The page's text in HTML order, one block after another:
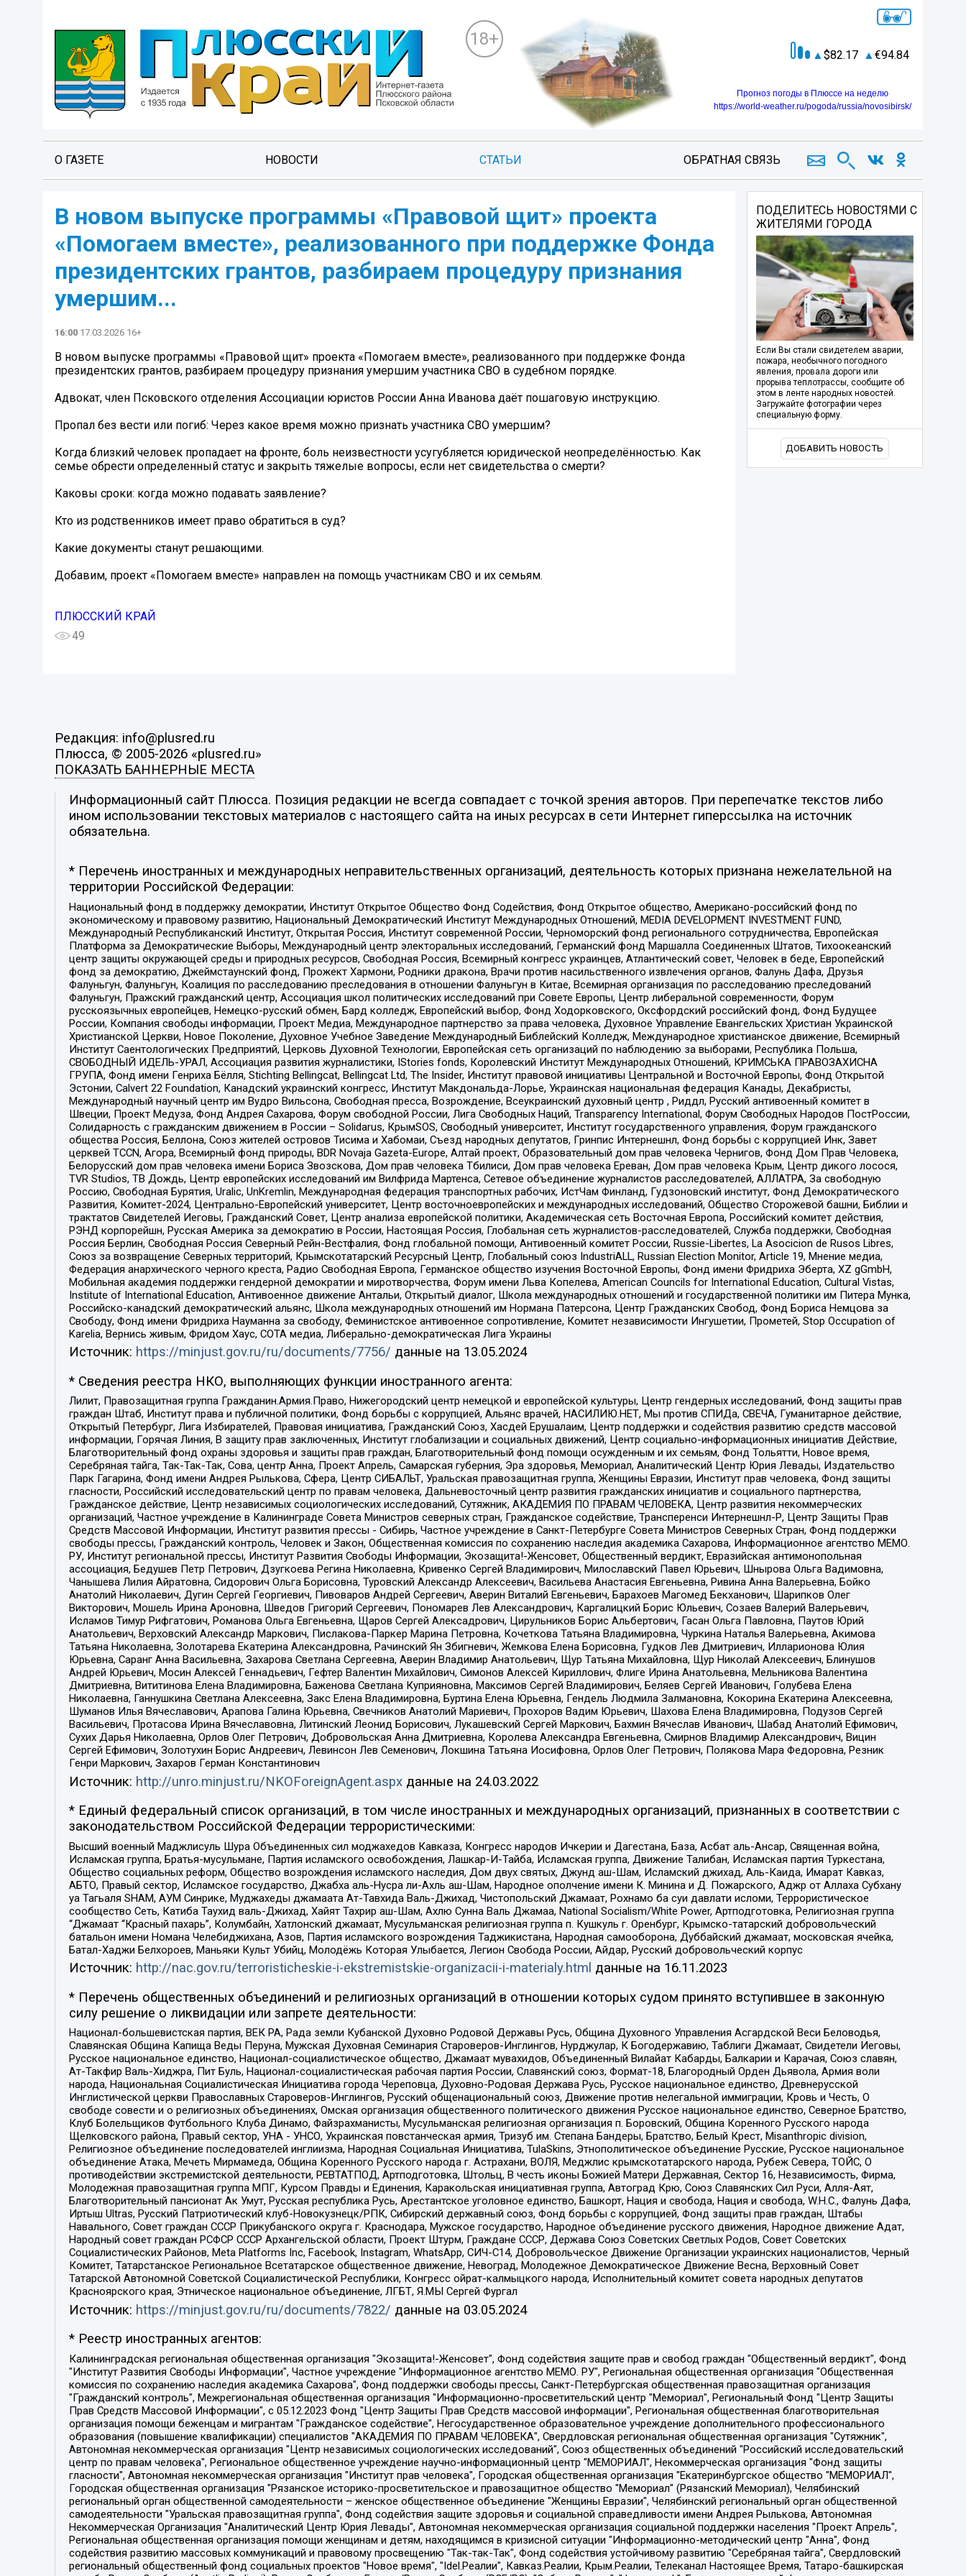
18+
82.17 94.84
Прогноз погоды в Плюссе на неделю
https://world-weather.ru/pogoda/russia/novosibirsk/
О ГАЗЕТЕ НОВОСТИ СТАТЬИ ОБРАТНАЯ СВЯЗЬ
В новом выпуске программы «Правовой щит» проекта
«Помогаем вместе», реализованного при поддержке Фонда
президентских грантов, разбираем процедуру признания
умершим...
16:00 17.03.2026 16+
В новом выпуске программы «Правовой щит» проекта «Помогаем вместе», реализованного при поддержке Фонда
президентских грантов, разбираем процедуру признания умершим участника СВО в судебном порядке.
Адвокат, член Псковского отделения Ассоциации юристов России Анна Иванова даёт пошаговую инструкцию.
Пропал без вести или погиб: Через какое время можно признать участника СВО умершим?
Когда близкий человек пропадает на фронте, боль неизвестности усугубляется юридической неопределённостью. Как
семье обрести определенный статус и закрыть тяжелые вопросы, если нет свидетельства о смерти?
Каковы сроки: когда можно подавать заявление?
Кто из родственников имеет право обратиться в суд?
Какие документы станут решающими.
Добавим, проект «Помогаем вместе» направлен на помощь участникам СВО и их семьям.
ПЛЮССКИЙ КРАЙ
49
ПОДЕЛИТЕСЬ НОВОСТЯМИ С
ЖИТЕЛЯМИ ГОРОДА
Если Вы стали свидетелем аварии,
пожара, необычного погодного
явления, провала дороги или
прорыва теплотрассы, сообщите об
этом в ленте народных новостей.
Загружайте фотографии через
специальную форму.
ДОБАВИТЬ НОВОСТЬ
Редакция: info@plusred.ru
Плюсса, © 2005-2026 «plusred.ru»
ПОКАЗАТЬ БАННЕРНЫЕ МЕСТА
Информационный сайт Плюсса. Позиция редакции не всегда совпадает с точкой зрения авторов. При перепечатке текстов либо
ином использовании текстовых материалов с настоящего сайта на иных ресурсах в сети Интернет гиперссылка на источник
обязательна.
* Перечень иностранных и международных неправительственных организаций, деятельность которых признана нежелательной на
территории Российской Федерации:
Национальный фонд в поддержку демократии, Институт Открытое Общество Фонд Содействия, Фонд Открытое общество, Американо-российский фонд по
экономическому и правовому развитию, Национальный Демократический Институт Международных Отношений, MEDIA DEVELOPMENT INVESTMENT FUND,
Международный Республиканский Институт, Открытая Россия, Институт современной России, Черноморский фонд регионального сотрудничества, Европейская
Платформа за Демократические Выборы, Международный центр электоральных исследований, Германский фонд Маршалла Соединенных Штатов, Тихоокеанский
центр защиты окружающей среды и природных ресурсов, Свободная Россия, Всемирный конгресс украинцев, Атлантический совет, Человек в беде, Европейский
фонд за демократию, Джеймстаунский фонд, Прожект Хармони, Родники дракона, Врачи против насильственного извлечения органов, Фалунь Дафа, Друзья
Фалуньгун, Фалуньгун, Коалиция по расследованию преследования в отношении Фалуньгун в Китае, Всемирная организация по расследованию преследований
Фалуньгун, Пражский гражданский центр, Ассоциация школ политических исследований при Совете Европы, Центр либеральной современности, Форум
русскоязычных европейцев, Немецко-русский обмен, Бард колледж, Европейский выбор, Фонд Ходорковского, Оксфордский российский фонд, Фонд Будущее
России, Компания свободы информации, Проект Медиа, Международное партнерство за права человека, Духовное Управление Евангельских Христиан Украинской
Христианской Церкви, Новое Поколение, Духовное Учебное Заведение Международный Библейский Колледж, Международное христианское движение, Всемирный
Институт Саентологических Предприятий, Церковь Духовной Технологии, Европейская сеть организаций по наблюдению за выборами, Республика Польша,
СВОБОДНЫЙ ИДЕЛЬ-УРАЛ, Ассоциация развития журналистики, IStories fonds, Королевский Институт Международных Отношений, КРИМСЬКА ПРАВОЗАХИСНА
ГРУПА, Фонд имени Генриха Бёлля, Stichting Bellingcat, Bellingcat Ltd, The Insider, Институт правовой инициативы Центральной и Восточной Европы, Фонд Открытой
Эстонии, Calvert 22 Foundation, Канадский украинский конгресс, Институт Макдональда-Лорье, Украинская национальная федерация Канады, Декабристы,
Международный научный центр им Вудро Вильсона, Свободная пресса, Возрождение, Всеукраинский духовный центр , Риддл, Русский антивоенный комитет в
Швеции, Проект Медуза, Фонд Андрея Сахарова, Форум свободной России, Лига Свободных Наций, Transparеncy International, Форум Свободных Народов ПостРоссии,
Солидарность с гражданским движением в России – Solidarus, КрымSOS, Свободный университет, Институт государственного управления, Форум гражданского
общества Россия, Беллона, Союз жителей островов Тисима и Хабомаи, Съезд народных депутатов, Гринпис Интернешнл, Фонд борьбы с коррупцией Инк, Завет
церквей TCCN, Агора, Всемирный фонд природы, BDR Novaja Gazeta-Europe, Алтай проект, Образовательный дом прав человека Чернигов, Фонд Дом Прав Человека,
Белорусский дом прав человека имени Бориса Звозскова, Дом прав человека Тбилиси, Дом прав человека Ереван, Дом прав человека Крым, Центр дикого лосося,
TVR Studios, ТВ Дождь, Центр европейских исследований им Вилфрида Мартенса, Сетевое объединение журналистов расследователей, АЛЛАТРА, За свободную
Россию, Свободная Бурятия, Uralic, UnKremlin, Международная федерация транспортных рабочих, ИстЧам Финланд, Гудзоновский институт, Фонд Демократического
Развития, Комитет-2024, Центрально-Европейский университет, Центр восточноевропейских и международных исследований, Общество Сторожевой башни, Библии и
трактатов Свидетелей Иеговы, Гражданский Совет, Центр анализа европейской политики, Академическая сеть Восточная Европа, Российский комитет действия,
РЭНД корпорейшн, Русская Америка за демократию в России, Настоящая Россия, Глобальная сеть журналистов-расследователей, Служба поддержки, Свободная
Россия Берлин, Свободная Россия Северный Рейн-Вестфалия, Фонд глобальной помощи, Антивоенный комитет России, Russie-Libertes, La Asocicion de Rusos Libres,
Союз за возвращение Северных территорий, Крымскотатарский Ресурсный Центр, Глобальный союз IndustriALL, Russian Election Monitor, Article 19, Мнение медиа,
Федерация анархического черного креста, Радио Свободная Европа, Германское общество изучения Восточной Европы, Фонд имени Фридриха Эберта, XZ gGmbH,
Мобильная академия поддержки гендерной демократии и миротворчества, Форум имени Льва Копелева, American Councils for International Education, Cultural Vistas,
Institute of International Education, Антивоенное движение Антальи, Открытый диалог, Школа международных отношений и государственной политики им Питера Мунка,
Российско-канадский демократический альянс, Школа международных отношений им Нормана Патерсона, Центр Гражданских Свобод, Фонд Бориса Немцова за
Свободу, Фонд имени Фридриха Науманна за свободу, Феминистское антивоенное сопротивление, Комитет независимости Ингушетии, Прометей, Stop Occupation of
Karelia, Вернись живым, Фридом Хаус, СОТА медиа, Либерально-демократическая Лига Украины
Источник: https://minjust.gov.ru/ru/documents/7756/ данные на 13.05.2024
* Сведения реестра НКО, выполняющих функции иностранного агента:
Лилит, Правозащитная группа Гражданин.Армия.Право, Нижегородский центр немецкой и европейской культуры, Центр гендерных исследований, Фонд защиты прав
граждан Штаб, Институт права и публичной политики, Фонд борьбы с коррупцией, Альянс врачей, НАСИЛИЮ.НЕТ, Мы против СПИДа, СВЕЧА, Гуманитарное действие,
Открытый Петербург, Лига Избирателей, Правовая инициатива, Гражданский Союз, Хасдей Ерушалаим, Центр поддержки и содействия развитию средств массовой
информации, Горячая Линия, В защиту прав заключенных, Институт глобализации и социальных движений, Центр социально-информационных инициатив Действие,
Благотворительный фонд охраны здоровья и защиты прав граждан, Благотворительный фонд помощи осужденным и их семьям, Фонд Тольятти, Новое время,
Серебряная тайга, Так-Так-Так, Сова, центр Анна, Проект Апрель, Самарская губерния, Эра здоровья, Мемориал, Аналитический Центр Юрия Левады, Издательство
Парк Гагарина, Фонд имени Андрея Рылькова, Сфера, Центр СИБАЛЬТ, Уральская правозащитная группа, Женщины Евразии, Институт прав человека, Фонд защиты
гласности, Российский исследовательский центр по правам человека, Дальневосточный центр развития гражданских инициатив и социального партнерства,
Гражданское действие, Центр независимых социологических исследований, Сутяжник, АКАДЕМИЯ ПО ПРАВАМ ЧЕЛОВЕКА, Центр развития некоммерческих
организаций, Частное учреждение в Калининграде Совета Министров северных стран, Гражданское содействие, Трансперенси Интернешнл-Р, Центр Защиты Прав
Средств Массовой Информации, Институт развития прессы - Сибирь, Частное учреждение в Санкт-Петербурге Совета Министров Северных Стран, Фонд поддержки
свободы прессы, Гражданский контроль, Человек и Закон, Общественная комиссия по сохранению наследия академика Сахарова, Информационное агентство МЕМО.
РУ, Институт региональной прессы, Институт Развития Свободы Информации, Экозащита!-Женсовет, Общественный вердикт, Евразийская антимонопольная
ассоциация, Бедушев Петр Петрович, Дзугкоева Регина Николаевна, Кривенко Сергей Владимирович, Милославский Павел Юрьевич, Шнырова Ольга Вадимовна,
Чанышева Лилия Айратовна, Сидорович Ольга Борисовна, Туровский Александр Алексеевич, Васильева Анастасия Евгеньевна, Ривина Анна Валерьевна, Бойко
Анатолий Николаевич, Дугин Сергей Георгиевич, Пивоваров Андрей Сергеевич, Аверин Виталий Евгеньевич, Барахоев Магомед Бекханович, Шарипков Олег
Викторович, Мошель Ирина Ароновна, Шведов Григорий Сергеевич, Пономарев Лев Александрович, Каргалицкий Борис Юльевич, Созаев Валерий Валерьевич,
Исламов Тимур Рифгатович, Романова Ольга Евгеньевна, Щаров Сергей Алексадрович, Цирульников Борис Альбертович, Гасан Ольга Павловна, Паутов Юрий
Анатольевич, Верховский Александр Маркович, Пислакова-Паркер Марина Петровна, Кочеткова Татьяна Владимировна, Чуркина Наталья Валерьевна, Акимова
Татьяна Николаевна, Золотарева Екатерина Александровна, Рачинский Ян Збигневич, Жемкова Елена Борисовна, Гудков Лев Дмитриевич, Илларионова Юлия
Юрьевна, Саранг Анна Васильевна, Захарова Светлана Сергеевна, Аверин Владимир Анатольевич, Щур Татьяна Михайловна, Щур Николай Алексеевич, Блинушов
Андрей Юрьевич, Мосин Алексей Геннадьевич, Гефтер Валентин Михайлович, Симонов Алексей Кириллович, Флиге Ирина Анатольевна, Мельникова Валентина
Дмитриевна, Вититинова Елена Владимировна, Баженова Светлана Куприяновна, Максимов Сергей Владимирович, Беляев Сергей Иванович, Голубева Елена
Николаевна, Ганнушкина Светлана Алексеевна, Закс Елена Владимировна, Буртина Елена Юрьевна, Гендель Людмила Залмановна, Кокорина Екатерина Алексеевна,
Шуманов Илья Вячеславович, Арапова Галина Юрьевна, Свечников Анатолий Мариевич, Прохоров Вадим Юрьевич, Шахова Елена Владимировна, Подузов Сергей
Васильевич, Протасова Ирина Вячеславовна, Литинский Леонид Борисович, Лукашевский Сергей Маркович, Бахмин Вячеслав Иванович, Шабад Анатолий Ефимович,
Сухих Дарья Николаевна, Орлов Олег Петрович, Добровольская Анна Дмитриевна, Королева Александра Евгеньевна, Смирнов Владимир Александрович, Вицин
Сергей Ефимович, Золотухин Борис Андреевич, Левинсон Лев Семенович, Локшина Татьяна Иосифовна, Орлов Олег Петрович, Полякова Мара Федоровна, Резник
Генри Маркович, Захаров Герман Константинович
Источник: http://unro.minjust.ru/NKOForeignAgent.aspxданные на 24.03.2022
* Единый федеральный список организаций, в том числе иностранных и международных организаций, признанных в соответствии с
законодательством Российской Федерации террористическими:
Высший военный Маджлисуль Шура Объединенных сил моджахедов Кавказа, Конгресс народов Ичкерии и Дагестана, База, Асбат аль-Ансар, Священная война,
Исламская группа, Братья-мусульмане, Партия исламского освобождения, Лашкар-И-Тайба, Исламская группа, Движение Талибан, Исламская партия Туркестана,
Общество социальных реформ, Общество возрождения исламского наследия, Дом двух святых, Джунд аш-Шам, Исламский джихад, Аль-Каида, Имарат Кавказ,
АБТО, Правый сектор, Исламское государство, Джабха аль-Нусра ли-Ахль аш-Шам, Народное ополчение имени К. Минина и Д. Пожарского, Аджр от Аллаха Субхану
уа Тагьаля SHAM, АУМ Синрике, Муджахеды джамаата Ат-Тавхида Валь-Джихад, Чистопольский Джамаат, Рохнамо ба суи давлати исломи, Террористическое
сообщество Сеть, Катиба Таухид валь-Джихад, Хайят Тахрир аш-Шам, Ахлю Сунна Валь Джамаа, National Socialism/White Power, Артподготовка, Религиозная группа
“Джамаат “Красный пахарь”, Колумбайн, Хатлонский джамаат, Мусульманская религиозная группа п. Кушкуль г. Оренбург, Крымско-татарский добровольческий
батальон имени Номана Челебиджихана, Азов, Партия исламского возрождения Таджикистана, Народная самооборона, Дуббайский джамаат, московская ячейка,
Батал-Хаджи Белхороев, Маньяки Культ Убийц, Молодёжь Которая Улыбается, Легион Свобода России, Айдар, Русский добровольческий корпус
Источник: http://nac.gov.ru/terroristicheskie-i-ekstremistskie-organizacii-i-materialy.html данные на 16.11.2023
* Перечень общественных объединений и религиозных организаций в отношении которых судом принято вступившее в законную
силу решение о ликвидации или запрете деятельности:
Национал-большевистская партия, ВЕК РА, Рада земли Кубанской Духовно Родовой Державы Русь, Община Духовного Управления Асгардской Веси Беловодья,
Славянская Община Капища Веды Перуна, Мужская Духовная Семинария Староверов-Инглингов, Нурджулар, К Богодержавию, Таблиги Джамаат, Свидетели Иеговы,
Русское национальное единство, Национал-социалистическое общество, Джамаат мувахидов, Объединенный Вилайат Кабарды, Балкарии и Карачая, Союз славян,
Ат-Такфир Валь-Хиджра, Пит Буль, Национал-социалистическая рабочая партия России, Славянский союз, Формат-18, Благородный Орден Дьявола, Армия воли
народа, Национальная Социалистическая Инициатива города Череповца, Духовно-Родовая Держава Русь, Русское национальное единство, Древнерусской
Инглистической церкви Православных Староверов-Инглингов, Русский общенациональный союз, Движение против нелегальной иммиграции, Кровь и Честь, О
свободе совести и о религиозных объединениях, Омская организация общественного политического движения Русское национальное единство, Северное Братство,
Клуб Болельщиков Футбольного Клуба Динамо, Файзрахманисты, Мусульманская религиозная организация п. Боровский, Община Коренного Русского народа
Щелковского района, Правый сектор, УНА - УНСО, Украинская повстанческая армия, Тризуб им. Степана Бандеры, Братство, Белый Крест, Misanthropic division,
Религиозное объединение последователей инглиизма, Народная Социальная Инициатива, TulaSkins, Этнополитическое объединение Русские, Русское национальное
объединение Атака, Мечеть Мирмамеда, Община Коренного Русского народа г. Астрахани, ВОЛЯ, Меджлис крымскотатарского народа, Рубеж Севера, ТОЙС, О
противодействии экстремистской деятельности, РЕВТАТПОД, Артподготовка, Штольц, В честь иконы Божией Матери Державная, Сектор 16, Независимость, Фирма,
Молодежная правозащитная группа МПГ, Курсом Правды и Единения, Каракольская инициативная группа, Автоград Крю, Союз Славянских Сил Руси, Алля-Аят,
Благотворительный пансионат Ак Умут, Русская республика Русь, Арестантское уголовное единство, Башкорт, Нация и свобода, Нация и свобода, W.H.С., Фалунь Дафа,
Иртыш Ultras, Русский Патриотический клуб-Новокузнецк/РПК, Сибирский державный союз, Фонд борьбы с коррупцией, Фонд защиты прав граждан, Штабы
Навального, Совет граждан СССР Прикубанского округа г. Краснодара, Мужское государство, Народное объединение русского движения, Народное движение Адат,
Народный совет граждан РСФСР СССР Архангельской области, Проект Штурм, Граждане СССР, Держава Союз Советских Светлых Родов, Совет Советских
Социалистических Районов, Meta Platforms Inc, Facebook, Instagram, WhatsApp, СИЧ-С14, Добровольческое Движение Организации украинских националистов, Черный
Комитет, Татарстанское Региональное Всетатарское общественное движение, Невоград, Молодежное Демократическое Движение Весна, Верховный Совет
Татарской Автономной Советской Социалистической Республики, Конгресс ойрат-калмыцкого народа, Исполнительный комитет совета народных депутатов
Красноярского края, Этническое национальное объединение, ЛГБТ, Я.МЫ Сергей Фургал
Источник: https://minjust.gov.ru/ru/documents/7822/ данные на 03.05.2024
* Реестр иностранных агентов:
Калининградская региональная общественная организация "Экозащита!-Женсовет", Фонд содействия защите прав и свобод граждан "Общественный вердикт", Фонд "Институт Развития Свободы Информации", Частное учреждение "Информационное агентство МЕМО. РУ", Региональная общественная организация "Общественная комиссия по сохранению наследия академика Сахарова", Фонд поддержки свободы прессы, Санкт-Петербургская общественная правозащитная организация "Гражданский контроль", Межрегиональная общественная организация "Информационно-просветительский центр "Мемориал", Региональный Фонд "Центр Защиты Прав Средств Массовой Информации", с 05.12.2023 Фонд "Центр Защиты Прав Средств массовой информации", Региональная общественная благотворительная организация помощи беженцам и мигрантам "Гражданское содействие", Негосударственное образовательное учреждение дополнительного профессионального образования (повышение квалификации) специалистов "АКАДЕМИЯ ПО ПРАВАМ ЧЕЛОВЕКА", Свердловская региональная общественная организация "Сутяжник", Автономная некоммерческая организация "Центр независимых социологических исследований", Союз общественных объединений "Российский исследовательский центр по правам человека", Региональное общественное учреждение научно-информационный центр "МЕМОРИАЛ", Некоммерческая организация "Фонд защиты гласности", Автономная некоммерческая организация "Институт прав человека", Городская общественная организация "Екатеринбургское общество "МЕМОРИАЛ", Городская общественная организация "Рязанское историко-просветительское и правозащитное общество "Мемориал" (Рязанский Мемориал), Челябинский региональный орган общественной самодеятельности – женское общественное объединение "Женщины Евразии", Челябинский региональный орган общественной самодеятельности "Уральская правозащитная группа", Фонд содействия защите здоровья и социальной справедливости имени Андрея Рылькова, Автономная Некоммерческая Организация "Аналитический Центр Юрия Левады", Автономная некоммерческая организация социальной поддержки населения "Проект Апрель", Региональная общественная организация помощи женщинам и детям, находящимся в кризисной ситуации "Информационно-методический центр "Анна", Фонд содействия развитию массовых коммуникаций и правовому просвещению "Так-так-Так", Фонд содействия устойчивому развитию "Серебряная тайга", Свердловский региональный общественный фонд социальных проектов "Новое время", "Idel.Реалии", Кавказ.Реалии, Крым.Реалии, Телеканал Настоящее Время, Татаро-башкирская служба Радио Свобода (Azatliq Radiosi), Радио Свободная Европа/Радио Свобода (PCE/PC), "Сибирь.Реалии", "Фактограф", Благотворительный фонд помощи осужденным и их семьям, Автономная некоммерческая организация "Институт глобализации и социальных движений", Фонд "В защиту прав заключенных", Частное учреждение "Центр поддержки и содействия развитию средств массовой информации", Пензенский региональный общественный благотворительный фонд "Гражданский союз", "Север.Реалии", Некоммерческая организация Фонд "Правовая инициатива", Общество с ограниченной ответственностью "Радио Свободная Европа/Радио Свобода", Чешское информационное агентство "MEDIUM-ORIENT", Красноярская региональная общественная организация "Мы против СПИДа", Камалягин Денис Николаевич, Маркелов Сергей Евгеньевич, Пономарев Лев Александрович, Савицкая Людмила Алексеевна, Автономная некоммерческая организация "Центр по работе с проблемой насилия "НАСИЛИЮ.НЕТ", Межрегиональный профессиональный союз работников здравоохранения "Альянс врачей", Юридическое лицо, зарегистрированное в Латвийской Республике, SIA "Medusa Project" (регистрационный номер 40103797863, дата регистрации 10.06.2014), Некоммерческая организация "Фонд по борьбе с коррупцией", Автономная некоммерческая организация "Институт права и публичной политики", Баданин Роман Сергеевич, Гликин Максим Александрович, Железнова Мария Михайловна, Лукьянова Юлия Сергеевна, Маетная Елизавета Витальевна, Маняхин Петр Борисович, Чуракова Ольга Владимировна, Ярош Юлия Петровна, Юридическое лицо "The Insider SIA", зарегистрированное в Риге, Латвийская Республика (дата регистрации 26.06.2015), являющееся администратором доменного имени интернет-издания "The Insider SIA", https://theins.ru, Постернак Алексей Евгеньевич, Рубин Михаил Аркадьевич, Анин Роман Александрович, Юридическое лицо Istories fonds, зарегистрированное в Латвийской Республике (регистрационный номер 50008295751, дата регистрации 24.02.2020), Великовский Дмитрий Александрович, Долинина Ирина Николаевна, Мароховская Алеся Алексеевна, Шлейнов Роман Юрьевич, Шмагун Олеся Валентиновна, Общество с ограниченной ответственностью "Альтаир 2021", Общество с ограниченной ответственностью "Вега 2021", Общество с ограниченной ответственностью "Главный редактор 2021", Общество с ограниченной ответственностью "Ромашки монолит", Важенков Артем Валерьевич, Ивановская областная общественная организация "Центр гендерных исследований", Гурман Юрий Альбертович, Медиапроект "ОВД-Инфо", Егоров Владимир Владимирович, Жилинский Владимир Александрович, Общество с ограниченной ответственностью "ЗП", Иванова София Юрьевна, Карезина Инна Павловна, Кильтау Екатерина Викторовна, Петров Алексей Викторович, Пискунов Сергей Евгеньевич, Смирнов Сергей Сергеевич, Тихонов Михаил Сергеевич, Общество с ограниченной ответственностью "ЖУРНАЛИСТ-ИНОСТРАННЫЙ АГЕНТ", Арапова Галина Юрьевна, Вольтская Татьяна Анатольевна, Американская компания "Mason G.E.S. Anonymous Foundation" (США), являющаяся владельцем интернет-издания https://mnews.world/, Компания "Stichting Bellingcat", зарегистрированная в Нидерландах (дата регистрации 11.07.2018), Захаров Андрей Вячеславович, Клепиковская Екатерина Дмитриевна, Общество с ограниченной ответственностью "МЕМО", Перл Роман Александрович, Симонов Евгений Алексеевич, Соловьева Елена Анатольевна, Сотников Даниил Владимирович, Сурначева Елизавета Дмитриевна, Автономная некоммерческая организация по защите прав человека и информированию населения "Якутия – Наше Мнение", Общество с ограниченной ответственностью "Москоу диджитал медиа", с 26.01.2023 Общество с ограниченной ответственностью "Чайка Белые сады", Ветошкина Валерия Валерьевна, Заговора Максим Александрович, Межрегиональное общественное движение "Российская ЛГБТ - сеть", Оленичев Максим Владимирович, Павлов Иван Юрьевич, Скворцова Елена Сергеевна, Общество с ограниченной ответственностью "Как бы инагент", Кочетков Игорь Викторович, Общество с ограниченной ответственностью "Честные выборы", Еланчик Олег Александрович, Общество с ограниченной ответственностью "Нобелевский призыв", Гималова Регина Эмилевна, Григорьев Андрей Валерьевич, Григорьева Алина Александровна, Ассоциация по содействию защите прав призывников, альтернативнослужащих и военнослужащих "Правозащитная группа "Гражданин.Армия.Право", Хисамова Регина Фаритовна, Автономная некоммерческая организация по реализации социально-правовых программ "Лилит", Дальневосточное общественное движение "Маяк", Санкт-Петербургская ЛГБТ-инициативная группа "Выход", Инициативная группа ЛГБТ+ "Реверс", Алексеев Андрей Викторович, Бекбулатова Таисия Львовна, Беляев Иван Михайлович, Владыкина Елена Сергеевна, Гельман Марат Александрович, Никульшина Вероника Юрьевна, Толоконникова Надежда Андреевна, Шендерович Виктор Анатольевич, Общество с ограниченной ответственностью "Данное сообщение", Общество с ограниченной ответственностью Издательский дом "Новая глава", Айнбиндер Александра Александровна, Московский комьюнити-центр для ЛГБТ+инициатив, Благотворительный фонд развития филантропии, Deutsche Welle (Германия, Kurt-Schumacher-Strasse 3, 53113 Bonn), Борзунова Мария Михайловна, Воробьев Виктор Викторович, Голубева Анна Львовна, Константинова Алла Михайловна, Малкова Ирина Владимировна, Мурадов Мурад Абдулгалимович, Осетинская Елизавета Николаевна, Понасенков Евгений Николаевич, Ганапольский Матвей Юрьевич, Киселев Евгений Алексеевич, Борухович Ирина Григорьевна, Дремин Иван Тимофеевич, Дубровский Дмитрий Викторович, Красноярская региональная общественная организация поддержки и развития альтернативных образовательных технологий и межкультурных коммуникаций "ИНТЕРРА", Маяковская Екатерина Алексеевна, Фейгин Марк Захарович, Филимонов Андрей Викторович, Дзугкоева Регина Николаевна, Доброхотов Роман Александрович, Дудь Юрий Александрович, Елкин Сергей Владимирович, Кругликов Кирилл Игоревич, Сабунаева Мария Леонидовна, Семенов Алексей Владимирович, Шаинян Карен Багратович, Шульман Екатерина Михайловна, Асафьев Артур Валерьевич, Вахштайн Виктор Семенович, Венедиктов Алексей Алексеевич, Лушникова Екатерина Евгеньевна, Волков Леонид Михайлович, Невзоров Александр Глебович, Пархоменко Сергей Борисович, Сироткин Ярослав Николаевич, Кара-Мурза Владимир Владимирович, Баранова Наталья Владимировна, Гозман Леонид Яковлевич, Кагарлицкий Борис Юльевич, Климарев Михаил Валерьевич, Милов Владимир Станиславович, Автономная некоммерческая организация Краснодарский центр современного искусства "Типография", Моргенштерн Алишер Тагирович, Соболь Любовь Эдуардовна, Общество с ограниченной ответственностью "ЛИЗА НОРМ", Каспаров Гарри Кимович, Ходорковский Михаил Борисович, Общество с ограниченной ответственностью "Апрельские тезисы", Данилович Ирина Брониславовна, Кашин Олег Владимирович, Петров Николай Владимирович, Пивоваров Алексей Владимирович, Соколов Михаил Владимирович, Цветкова Юлия Владимировна, Чичваркин Евгений Александрович, Комитет против пыток/Команда против пыток, Общество с ограниченной ответственностью "Первый научный", Общество с ограниченной ответственностью "Вертолет и ко", Белоцерковская Вероника Борисовна, Кац Максим Евгеньевич, Лазарева Татьяна Юрьевна, Шаведдинов Руслан Табризович, Яшин Илья Валерьевич, Общество с ограниченной ответственностью "Иноагент ААВ", Алешковский Дмитрий Петрович, Альбац Евгения Марковна, Быков Дмитрий Львович, Галямина Юлия Евгеньевна, Лойко Сергей Леонидович, Мартынов Кирилл Константинович, Медведев Сергей Александрович, Крашенинников Федор Геннадиевич, Гордеева Катерина Вл